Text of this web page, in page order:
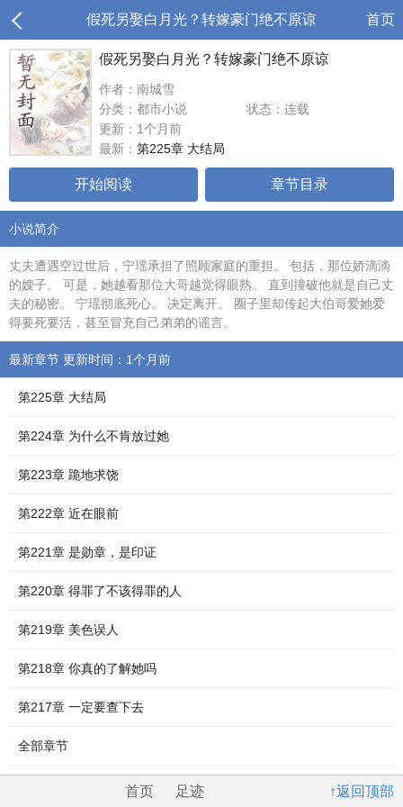
假死另娶白月光？转嫁豪门绝不原谅 首页
假死另娶白月光？转嫁豪门绝不原谅
作者：南城雪
分类：都市小说
状态：连载
更新：1个月前
最新： 第225章 大结局
开始阅读 章节目录
小说简介
丈夫遭遇空过世后，宁瑶承担了照顾家庭的重担。 包括，那位娇滴滴
的嫂子。 可是，她越看那位大哥越觉得眼熟。 直到撞破他就是自己丈
夫的秘密。 宁瑶彻底死心。 决定离开。 圈子里却传起大伯哥爱她爱
得要死要活，甚至冒充自己弟弟的谣言。
最新章节 更新时间：1个月前
第225章 大结局
第224章 为什么不肯放过她
第223章 跪地求饶
第222章 近在眼前
第221章 是勋章，是印证
第220章 得罪了不该得罪的人
第219章 美色误人
第218章 你真的了解她吗
第217章 一定要查下去
全部章节
↑返回顶部
首页 足迹